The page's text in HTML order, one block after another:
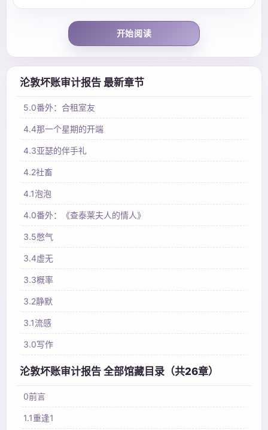
开始阅读
沦敦坏账审计报告 最新章节
5.0番外：合租室友
4.4那一个星期的开端
4.3亚瑟的伴手礼
4.2社畜
4.1泡泡
4.0番外：《查泰莱夫人的情人》
3.5憋气
3.4虚无
3.3概率
3.2静默
3.1流感
3.0写作
沦敦坏账审计报告 全部馆藏目录（共26章）
0前言
1.1重逢1